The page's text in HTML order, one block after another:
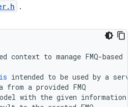
.
context to manage FMQ-based
is intended to be used by a
from a provided FMQ
with the given information